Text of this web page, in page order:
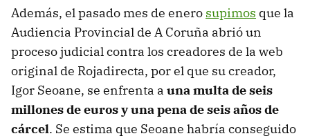
Además, el pasado mes de enero supimos que la
Audiencia Provincial de A Coruña abrió un
proceso judicial contra los creadores de la web
original de Rojadirecta, por el que su creador,
Igor Seoane, se enfrenta a una multa de seis
millones de euros y una pena de seis años de
cárcel. Se estima que Seoane habría conseguido